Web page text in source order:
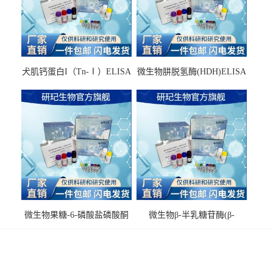
犬肌钙蛋白I（Tn-Ⅰ）ELISA
微生物肼脱氢酶(HDH)ELISA
微生物果糖-6-磷酸盐磷酸酮
微生物β-半乳糖苷酶(β-